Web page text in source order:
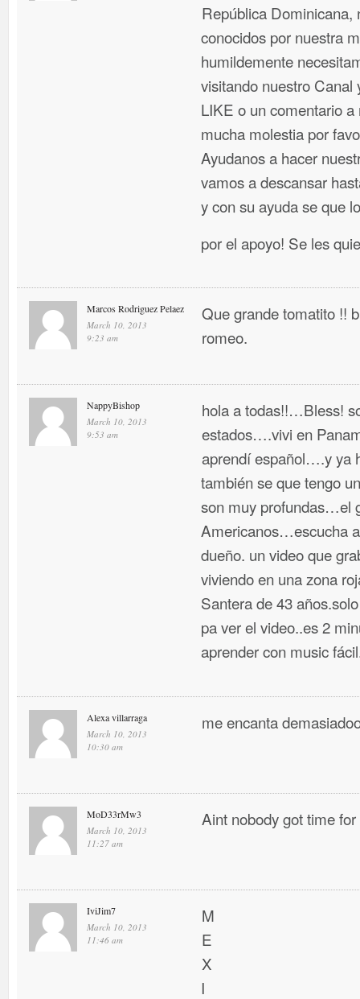
República Dominicana,
conocidos por nuestra
humildemente
visitando nuestro Canal
LIKE o un comentario
mucha molestia por
Ayudanos a hacer
vamos a descansar
y con su ayuda se que
por el apoyo! Se les
Marcos Rodriguez Pelaez
March 10, 2013
9:23 am
Que grande tomatito !!
romeo.
NappyBishop
March 10, 2013
9:53 am
hola a todas!!…Bless!
estados….vivi en
aprendí español….y ya
también se que tengo
son muy profundas…el
Americanos…escucha
dueño. un video que
viviendo en una zona
Santera de 43
pa ver el video..es 2
aprender con music
Alexa villarraga
March 10, 2013
10:30 am
me encanta
MoD33rMw3
March 10, 2013
11:27 am
Aint nobody got time for
IviJim7
March 10, 2013
11:46 am
M
E
X
I